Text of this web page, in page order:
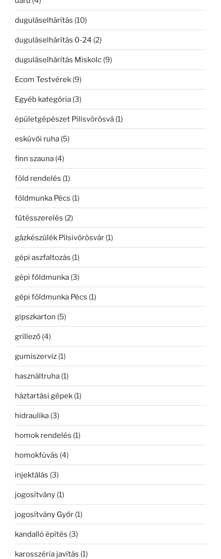
duguláselhárítás (10)
duguláselhárítás 0-24 (2)
duguláselhárítás Miskolc (9)
Ecom Testvérek (9)
Egyéb kategória (3)
épületgépészet Pilisvörösvá (1)
esküvői ruha (5)
finn szauna (4)
föld rendelés (1)
földmunka Pécs (1)
fűtésszerelés (2)
gázkészülék Pilsivörösvár (1)
gépi aszfaltozás (1)
gépi földmunka (3)
gépi földmunka Pécs (1)
gipszkarton (5)
grillező (4)
gumiszerviz (1)
használtruha (1)
háztartási gépek (1)
hidraulika (3)
homok rendelés (1)
homokfúvás (4)
injektálás (3)
jogosítvány (1)
jogosítvány Győr (1)
kandalló építés (3)
karosszéria javítás (1)